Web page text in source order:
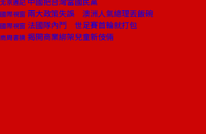
北京週記
國際視窗 兩大政策失誤 澳洲人氣總理丟飯碗
國際視窗 法國隊內鬥 世足賽首輪就打包
商周書摘 揭開商業綁架兒童新伎倆